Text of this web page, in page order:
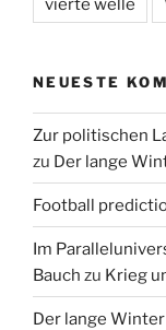
vierte welle
NEUESTE
Zur politischen
zu Der lange
Football
Im
Bauch zu Krieg
Der lange Winter